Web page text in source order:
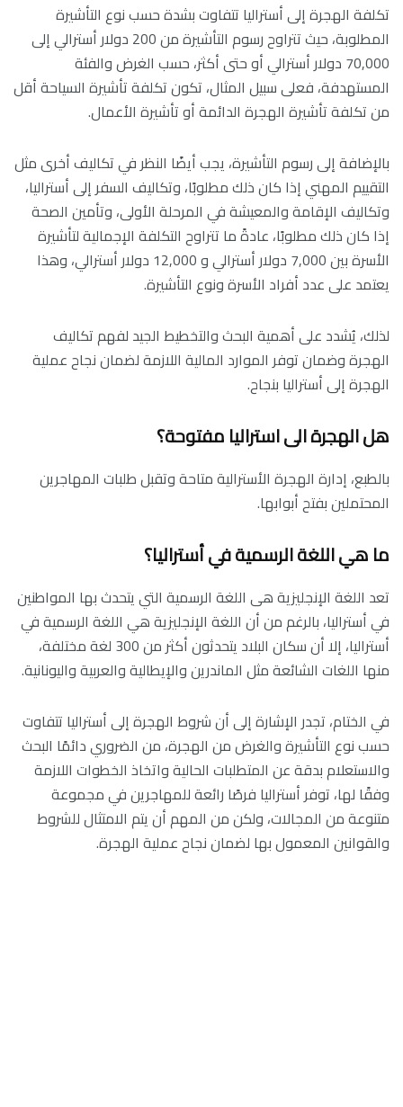
تكلفة الهجرة إلى أستراليا تتفاوت بشدة حسب نوع التأشيرة
المطلوبة، حيث تتراوح رسوم التأشيرة من 200 دولار أسترالي إلى
70,000 دولار أسترالي أو حتى أكثر، حسب الغرض والفئة
المستهدفة، فعلى سبيل المثال، تكون تكلفة تأشيرة السياحة أقل
من تكلفة تأشيرة الهجرة الدائمة أو تأشيرة الأعمال.
بالإضافة إلى رسوم التأشيرة، يجب أيضًا النظر في تكاليف أخرى مثل
التقييم المهني إذا كان ذلك مطلوبًا، وتكاليف السفر إلى أستراليا،
وتكاليف الإقامة والمعيشة في المرحلة الأولى، وتأمين الصحة
إذا كان ذلك مطلوبًا، عادةً ما تتراوح التكلفة الإجمالية لتأشيرة
الأسرة بين 7,000 دولار أسترالي و 12,000 دولار أسترالي، وهذا
يعتمد على عدد أفراد الأسرة ونوع التأشيرة.
لذلك، يُشدد على أهمية البحث والتخطيط الجيد لفهم تكاليف
الهجرة وضمان توفر الموارد المالية اللازمة لضمان نجاح عملية
الهجرة إلى أستراليا بنجاح.
هل الهجرة الى استراليا مفتوحة؟
بالطبع، إدارة الهجرة الأسترالية متاحة وتقبل طلبات المهاجرين
المحتملين بفتح أبوابها.
ما هي اللغة الرسمية في أستراليا؟
تعد اللغة الإنجليزية هى اللغة الرسمية التي يتحدث بها المواطنين
في أستراليا، بالرغم من أن اللغة الإنجليزية هي اللغة الرسمية في
أستراليا، إلا أن سكان البلاد يتحدثون أكثر من 300 لغة مختلفة،
منها اللغات الشائعة مثل الماندرين والإيطالية والعربية واليونانية.
في الختام، تجدر الإشارة إلى أن شروط الهجرة إلى أستراليا تتفاوت
حسب نوع التأشيرة والغرض من الهجرة، من الضروري دائمًا البحث
والاستعلام بدقة عن المتطلبات الحالية واتخاذ الخطوات اللازمة
وفقًا لها، توفر أستراليا فرصًا رائعة للمهاجرين في مجموعة
متنوعة من المجالات، ولكن من المهم أن يتم الامتثال للشروط
والقوانين المعمول بها لضمان نجاح عملية الهجرة.